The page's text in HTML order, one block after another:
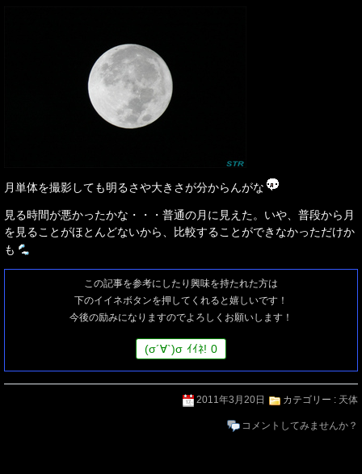
月単体を撮影しても明るさや大きさが分からんがな
見る時間が悪かったかな・・・普通の月に見えた。いや、普段から月
を見ることがほとんどないから、比較することができなかっただけか
も
この記事を参考にしたり興味を持たれた方は
下のイイネボタンを押してくれると嬉しいです！
今後の励みになりますのでよろしくお願いします！
(σ´∀`)σ ｲｲﾈ! 0
2011年3月20日 カテゴリー : 天体
コメントしてみませんか？